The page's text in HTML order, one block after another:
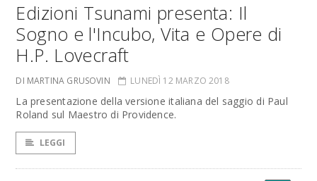
Edizioni Tsunami presenta: Il
Sogno e l'Incubo, Vita e Opere di
H.P. Lovecraft
DI MARTINA GRUSOVIN LUNEDÌ 12 MARZO 2018
La presentazione della versione italiana del saggio di Paul
Roland sul Maestro di Providence.
LEGGI